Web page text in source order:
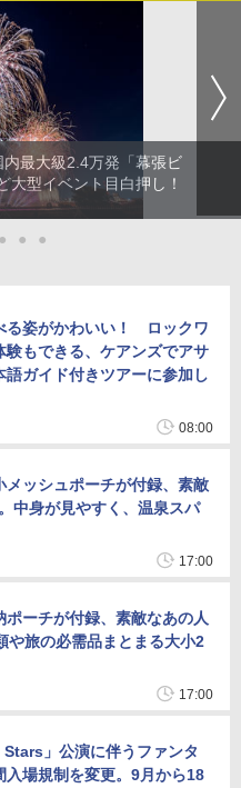
ル櫻井
スパ オールインクルーシブ
南風楼
わら温泉 清風荘（北陸最大
風呂の宿 清風荘）
館
テル
ル
ホテル イーストタワー
ィ東京ベイサイド
ル ヴィラフォンテーヌグラ
コー東京ベイ 舞浜
ランデ・トーキョーベイ・ホ
テル ｂｙ ＨＵＬＩＣ（旧：
テル）
ホテル ファーストリゾート
最大級2.4万発「幕張ビ
大型イベント目白押し！
● ● ●
る姿がかわいい！ ロックワ
験もできる、ケアンズでアサ
語ガイド付きツアーに参加し
08:00
メッシュポーチが付録、素敵
中身が見やすく、温泉スパ
17:00
ポーチが付録、素敵なあの人
や旅の必需品まとまる大小2
17:00
」公演に伴うファンタ
入場規制を変更。9月から18